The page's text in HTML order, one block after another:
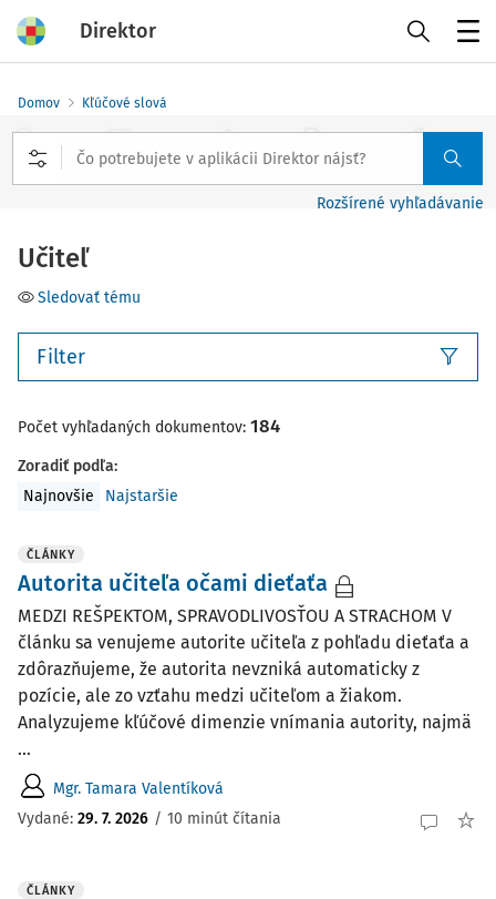
Direktor
Domov Kľúčové slová
Rozšírené vyhľadávanie
Učiteľ
Sledovať tému
Filter
Počet vyhľadaných dokumentov: 184
Zoradiť podľa:
Najnovšie
Najstaršie
ČLÁNKY
Autorita učiteľa očami dieťaťa
MEDZI REŠPEKTOM, SPRAVODLIVOSŤOU A STRACHOM V
článku sa venujeme autorite učiteľa z pohľadu dieťaťa a
zdôrazňujeme, že autorita nevzniká automaticky z
pozície, ale zo vzťahu medzi učiteľom a žiakom.
Analyzujeme kľúčové dimenzie vnímania autority, najmä
...
Mgr. Tamara Valentíková
Vydané: 29. 7. 2026 / 10 minút čítania
ČLÁNKY